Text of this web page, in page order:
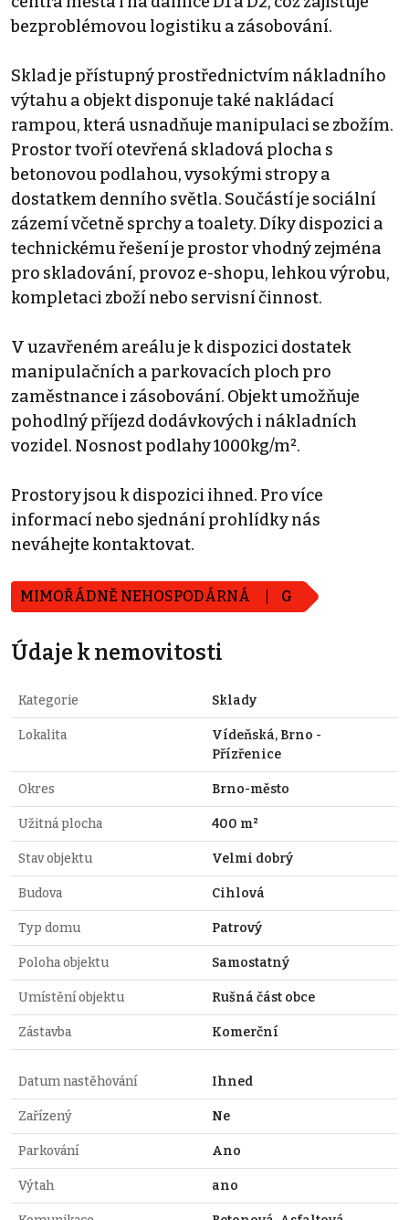
bezproblémovou logistiku a zásobování.
Sklad je přístupný prostřednictvím nákladního
výtahu a objekt disponuje také nakládací
rampou, která usnadňuje manipulaci se zbožím.
Prostor tvoří otevřená skladová plocha s
betonovou podlahou, vysokými stropy a
dostatkem denního světla. Součástí je sociální
zázemí včetně sprchy a toalety. Díky dispozici a
technickému řešení je prostor vhodný zejména
pro skladování, provoz e-shopu, lehkou výrobu,
kompletaci zboží nebo servisní činnost.
V uzavřeném areálu je k dispozici dostatek
manipulačních a parkovacích ploch pro
zaměstnance i zásobování. Objekt umožňuje
pohodlný příjezd dodávkových i nákladních
vozidel. Nosnost podlahy 1000kg/m².
Prostory jsou k dispozici ihned. Pro více
informací nebo sjednání prohlídky nás
neváhejte kontaktovat.
MIMOŘÁDNĚ NEHOSPODÁRNÁ G
Údaje k nemovitosti
Kategorie Sklady
Lokalita
Vídeňská, Brno -
Přízřenice
Okres Brno-město
Užitná plocha 400 m²
Stav objektu Velmi dobrý
Budova Cihlová
Typ domu Patrový
Poloha objektu Samostatný
Umístění objektu Rušná část obce
Zástavba Komerční
Datum nastěhování Ihned
Zařízený Ne
Parkování Ano
Výtah ano